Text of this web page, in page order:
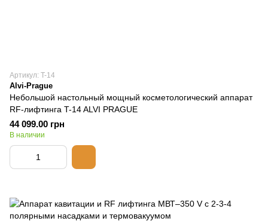
Артикул: T-14
Alvi-Prague
Небольшой настольный мощный косметологический аппарат
RF-лифтинга T-14 ALVI PRAGUE
44 099.00 грн
В наличии